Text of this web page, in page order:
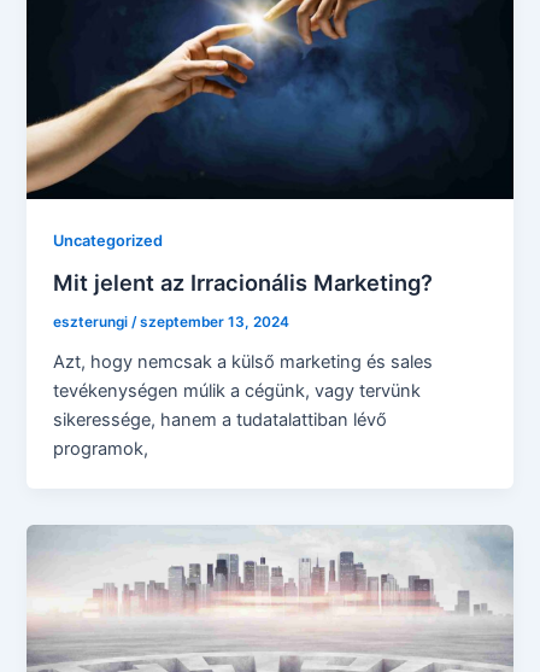
Uncategorized
Mit jelent az Irracionális Marketing?
eszterungi /szeptember 13, 2024
Azt, hogy nemcsak a külső marketing és sales
tevékenységen múlik a cégünk, vagy tervünk
sikeressége, hanem a tudatalattiban lévő
programok,